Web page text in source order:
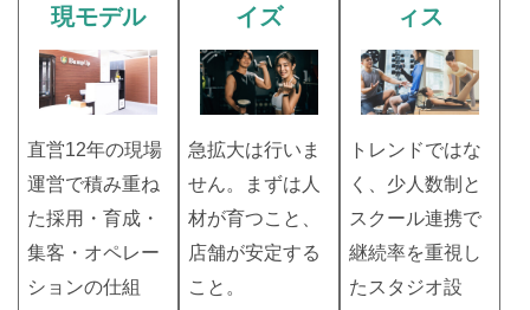
現モデル
直営12年の現場
運営で積み重ね
た採用・育成・
集客・オペレー
ションの仕組
イズ
急拡大は行いま
せん。まずは人
材が育つこと、
店舗が安定する
こと。
ィス
トレンドではな
く、少人数制と
スクール連携で
継続率を重視し
たスタジオ設